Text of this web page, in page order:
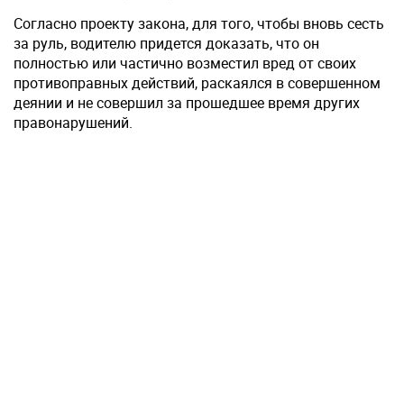
Согласно проекту закона, для того, чтобы вновь сесть
за руль, водителю придется доказать, что он
полностью или частично возместил вред от своих
противоправных действий, раскаялся в совершенном
деянии и не совершил за прошедшее время других
правонарушений.